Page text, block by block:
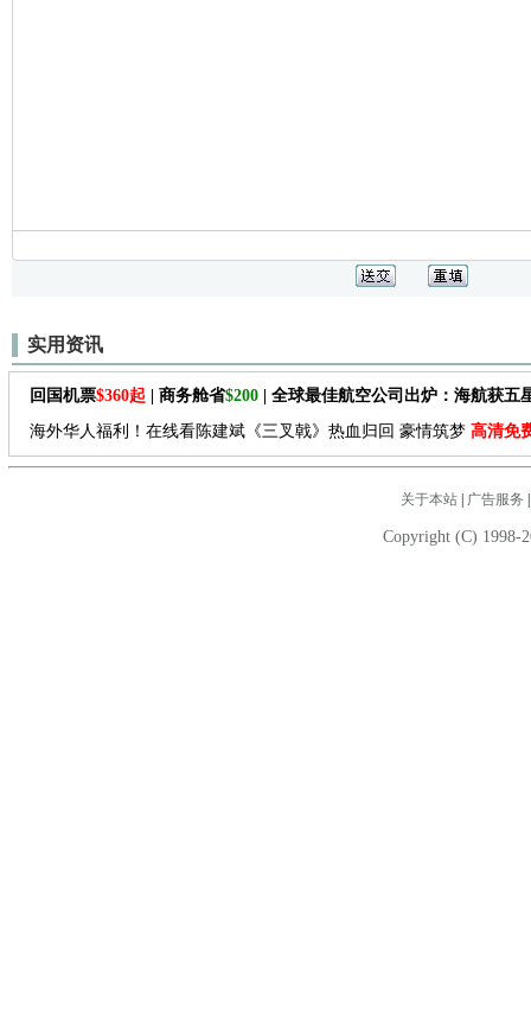
实用资讯
回国机票$360起 | 商务舱省$200 | 全球最佳航空公司出炉：海航获五
海外华人福利！在线看陈建斌《三叉戟》热血归回 豪情筑梦 高清免
关于本站| 广告服务
Copyright (C) 1998-